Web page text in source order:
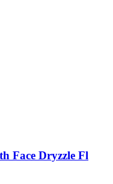
Face Dryzzle Fl